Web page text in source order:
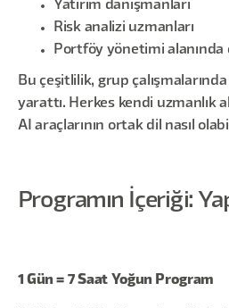
Yatırım danışmanları
Risk analizi uzmanları
Portföy yönetimi alanında
Bu çeşitlilik, grup
yarattı. Herkes kendi uzmanlık
AI araçlarının ortak dil nasıl
Programın İçeriği:
1 Gün = 7 Saat Yoğun Program